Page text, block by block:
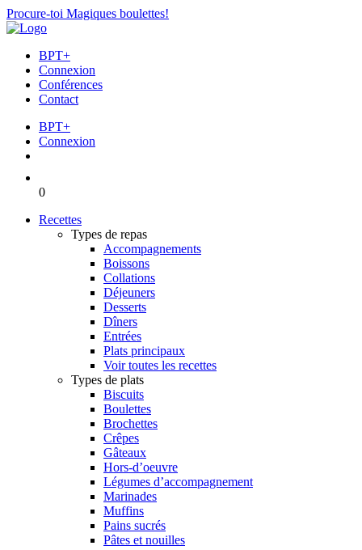
Procure-toi Magiques boulettes!
BPT+
Connexion
Conférences
Contact
BPT+
Connexion
0
Recettes
Types de repas
Accompagnements
Boissons
Collations
Déjeuners
Desserts
Dîners
Entrées
Plats principaux
Voir toutes les recettes
Types de plats
Biscuits
Boulettes
Brochettes
Crêpes
Gâteaux
Hors-d’oeuvre
Légumes d’accompagnement
Marinades
Muffins
Pains sucrés
Pâtes et nouilles